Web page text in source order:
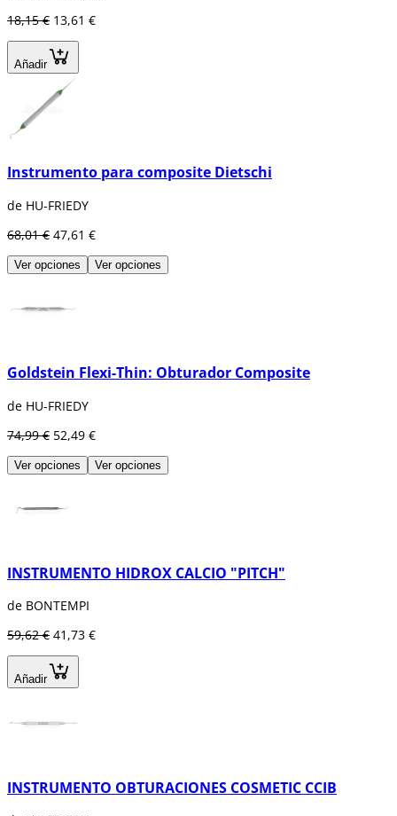
18,15 € 13,61 €
Añadir
Instrumento para composite Dietschi
de HU-FRIEDY
68,01 € 47,61 €
Ver opciones Ver opciones
Goldstein Flexi-Thin: Obturador Composite
de HU-FRIEDY
74,99 € 52,49 €
Ver opciones Ver opciones
INSTRUMENTO HIDROX CALCIO "PITCH"
de BONTEMPI
59,62 € 41,73 €
Añadir
INSTRUMENTO OBTURACIONES COSMETIC CCIB